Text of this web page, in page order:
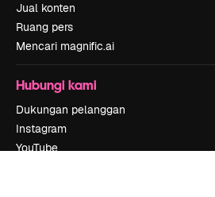
Jual konten
Ruang pers
Mencari magnific.ai
Hubungi kami
Dukungan pelanggan
Instagram
YouTube